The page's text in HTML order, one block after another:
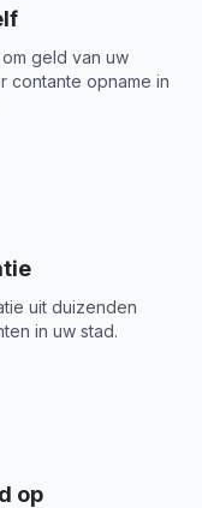
geld van uw
contante opname in
uit duizenden
in uw stad.
op